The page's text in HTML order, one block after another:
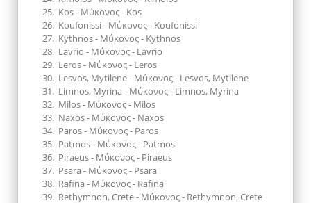
Kos - Μύκονος - Kos
Koufonissi - Μύκονος - Koufonissi
Kythnos - Μύκονος - Kythnos
Lavrio - Μύκονος - Lavrio
Leros - Μύκονος - Leros
Lesvos, Mytilene - Μύκονος - Lesvos, Mytilene
Limnos, Myrina - Μύκονος - Limnos, Myrina
Milos - Μύκονος - Milos
Naxos - Μύκονος - Naxos
Paros - Μύκονος - Paros
Patmos - Μύκονος - Patmos
Piraeus - Μύκονος - Piraeus
Psara - Μύκονος - Psara
Rafina - Μύκονος - Rafina
Rethymnon, Crete - Μύκονος - Rethymnon, Crete